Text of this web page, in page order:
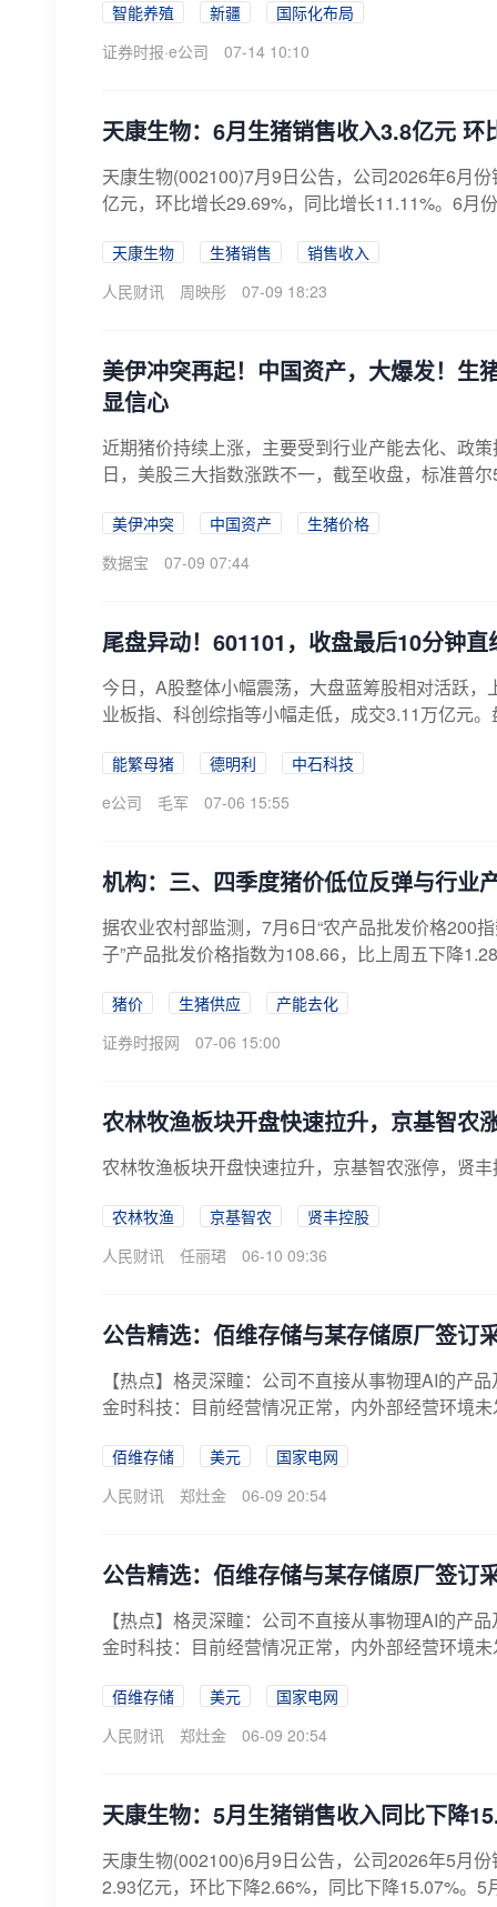
智能养殖 新疆
国际化布局
证券时报·e公司
07-14 10:10
天康生物：6月生猪销售收入3.8亿元 环
天康生物(002100)7月9日公告，公司2026年6月
亿元，环比增长29.69%，同比增长11.11%。6月
天康生物 生猪销售
销售收入
人民财讯
周映彤 07-09 18:23
美伊冲突再起！中国资产，大爆发！生
显信心
近期猪价持续上涨，主要受到行业产能去化、政
日，美股三大指数涨跌不一，截至收盘，标准普
美伊冲突 中国资产
生猪价格
数据宝
07-09 07:44
尾盘异动！601101，收盘最后10分钟
今日，A股整体小幅震荡，大盘蓝筹股相对活跃
业板指、科创综指等小幅走低，成交3.11万亿元
能繁母猪 德明利
中石科技
e公司
毛军 07-06 15:55
机构：三、四季度猪价低位反弹与行业
据农业农村部监测，7月6日“农产品批发价格200
子”产品批发价格指数为108.66，比上周五下降
猪价 生猪供应
产能去化
证券时报网
07-06 15:00
农林牧渔板块开盘快速拉升，京基智农
农林牧渔板块开盘快速拉升，京基智农涨停，贤
农林牧渔 京基智农
贤丰控股
人民财讯
任丽珺 06-10 09:36
公告精选：佰维存储与某存储原厂签订
【热点】格灵深瞳：公司不直接从事物理AI的产
金时科技：目前经营情况正常，内外部经营环境
佰维存储 美元
国家电网
人民财讯
郑灶金 06-09 20:54
公告精选：佰维存储与某存储原厂签订
【热点】格灵深瞳：公司不直接从事物理AI的产
金时科技：目前经营情况正常，内外部经营环境
佰维存储 美元
国家电网
人民财讯
郑灶金 06-09 20:54
天康生物：5月生猪销售收入同比下降
天康生物(002100)6月9日公告，公司2026年5月
2.93亿元，环比下降2.66%，同比下降15.07%。5